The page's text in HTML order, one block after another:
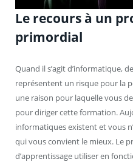
Le recours à un
primordial
Quand il s’agit d’informatique,
représentent un risque pour la
une raison pour laquelle vous
pour diriger cette formation.
informatiques existent et vous
qui vous convient le mieux. Le
d’apprentissage utiliser en